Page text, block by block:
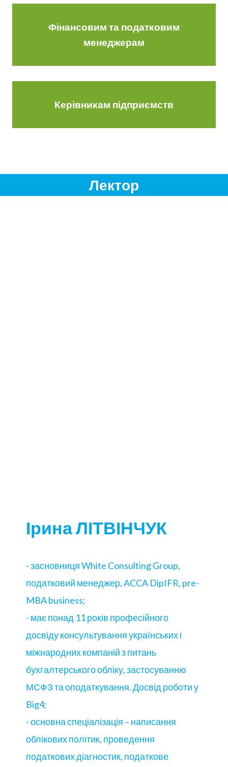
Фінансовим та податковим
менеджерам
Керівникам підприємств
Лектор
Ірина ЛІТВІНЧУК
- засновниця White Consulting Group,
податковий менеджер, ACCA DipIFR, pre-
MBA business;
- має понад 11 років професійного
досвіду консультування українських і
міжнародних компаній з питань
бухгалтерського обліку, застосуванню
МСФЗ та оподаткування. Досвід роботи у
Big4;
- основна спеціалізація – написання
облікових політик, проведення
податкових діагностик, податкове